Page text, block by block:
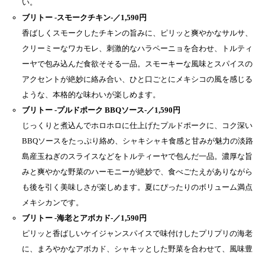
い。
ブリトー -スモークチキン-／1,590円
香ばしくスモークしたチキンの旨みに、ピリッと爽やかなサルサ、
クリーミーなワカモレ、刺激的なハラペーニョを合わせ、トルティ
ーヤで包み込んだ食欲そそる一品。スモーキーな風味とスパイスの
アクセントが絶妙に絡み合い、ひと口ごとにメキシコの風を感じる
ような、本格的な味わいが楽しめます。
ブリトー -プルドポーク BBQソース-／1,590円
じっくりと煮込んでホロホロに仕上げたプルドポークに、コク深い
BBQソースをたっぷり絡め、シャキシャキ食感と甘みが魅力の淡路
島産玉ねぎのスライスなどをトルティーヤで包んだ一品。濃厚な旨
みと爽やかな野菜のハーモニーが絶妙で、食べごたえがありながら
も後を引く美味しさが楽しめます。夏にぴったりのボリューム満点
メキシカンです。
ブリトー -海老とアボカド-／1,590円
ピリッと香ばしいケイジャンスパイスで味付けしたプリプリの海老
に、まろやかなアボカド、シャキッとした野菜を合わせて、風味豊